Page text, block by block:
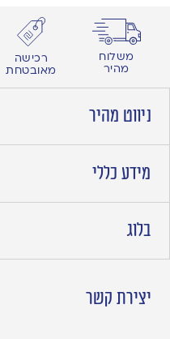
משלוח
מהיר
רכישה
מאובטחת
ניווט מהיר
מידע כללי
בלוג
יצירת קשר